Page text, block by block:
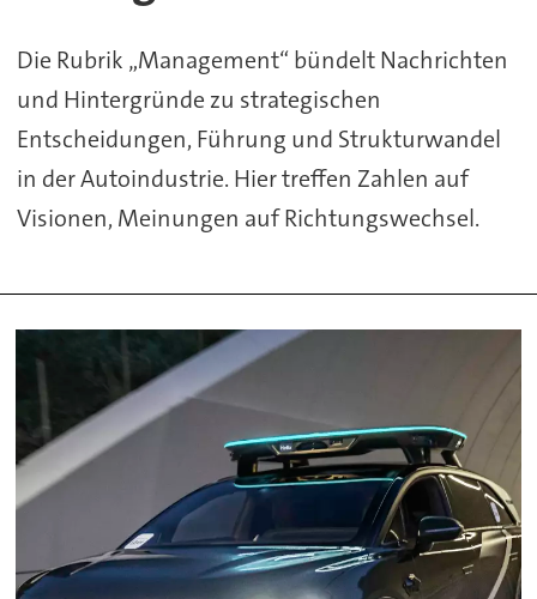
Die Rubrik „Management“ bündelt Nachrichten
und Hintergründe zu strategischen
Entscheidungen, Führung und Strukturwandel
in der Autoindustrie. Hier treffen Zahlen auf
Visionen, Meinungen auf Richtungswechsel.